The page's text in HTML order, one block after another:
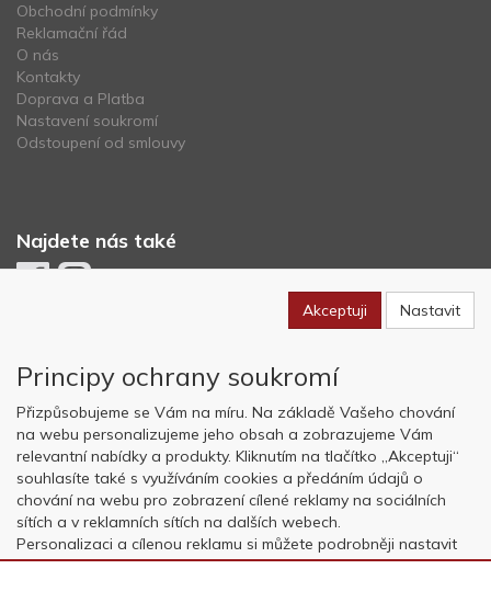
Obchodní podmínky
Reklamační řád
O nás
Kontakty
Doprava a Platba
Nastavení soukromí
Odstoupení od smlouvy
Najdete nás také
Copyright © OK AVIATION Base, s.r.o. 2022, powered byABRA E-
shop
Akceptuji Nastavit
Principy ochrany soukromí
Přizpůsobujeme se Vám na míru. Na základě Vašeho chování
na webu personalizujeme jeho obsah a zobrazujeme Vám
relevantní nabídky a produkty. Kliknutím na tlačítko „Akceptuji“
souhlasíte také s využíváním cookies a předáním údajů o
chování na webu pro zobrazení cílené reklamy na sociálních
sítích a v reklamních sítích na dalších webech.
Personalizaci a cílenou reklamu si můžete podrobněji nastavit
nebo kdykoli vypnout po kliknutí na tlačítko „Nastavit“.